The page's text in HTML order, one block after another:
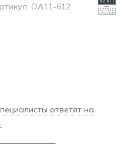
OA11-612
ответят на